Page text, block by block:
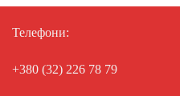
Телефони:
+380 (32) 226 78 79